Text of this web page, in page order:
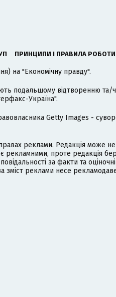
ПРИНЦИПИ І ПРАВИЛА РОБОТИ
на "Економічну правду".
подальшому відтворенню та/
Україна".
Getty Images -
реклами. Редакція може не
рекламними, проте редакція
за факти та оціночні
зміст реклами несе